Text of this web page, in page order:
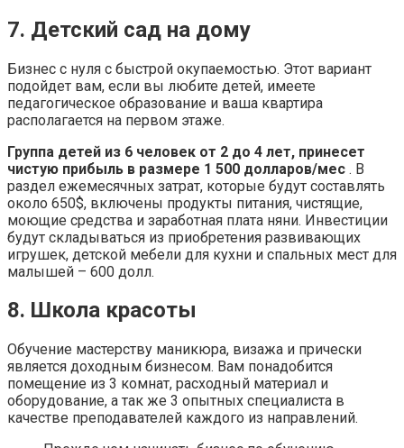
7. Детский сад на дому
Бизнес с нуля с быстрой окупаемостью. Этот вариант
подойдет вам, если вы любите детей, имеете
педагогическое образование и ваша квартира
располагается на первом этаже.
Группа детей из 6 человек от 2 до 4 лет, принесет
чистую прибыль в размере 1 500 долларов/мес . В
раздел ежемесячных затрат, которые будут составлять
около 650$, включены продукты питания, чистящие,
моющие средства и заработная плата няни. Инвестиции
будут складываться из приобретения развивающих
игрушек, детской мебели для кухни и спальных мест для
малышей – 600 долл.
8. Школа красоты
Обучение мастерству маникюра, визажа и прически
является доходным бизнесом. Вам понадобится
помещение из 3 комнат, расходный материал и
оборудование, а так же 3 опытных специалиста в
качестве преподавателей каждого из направлений.